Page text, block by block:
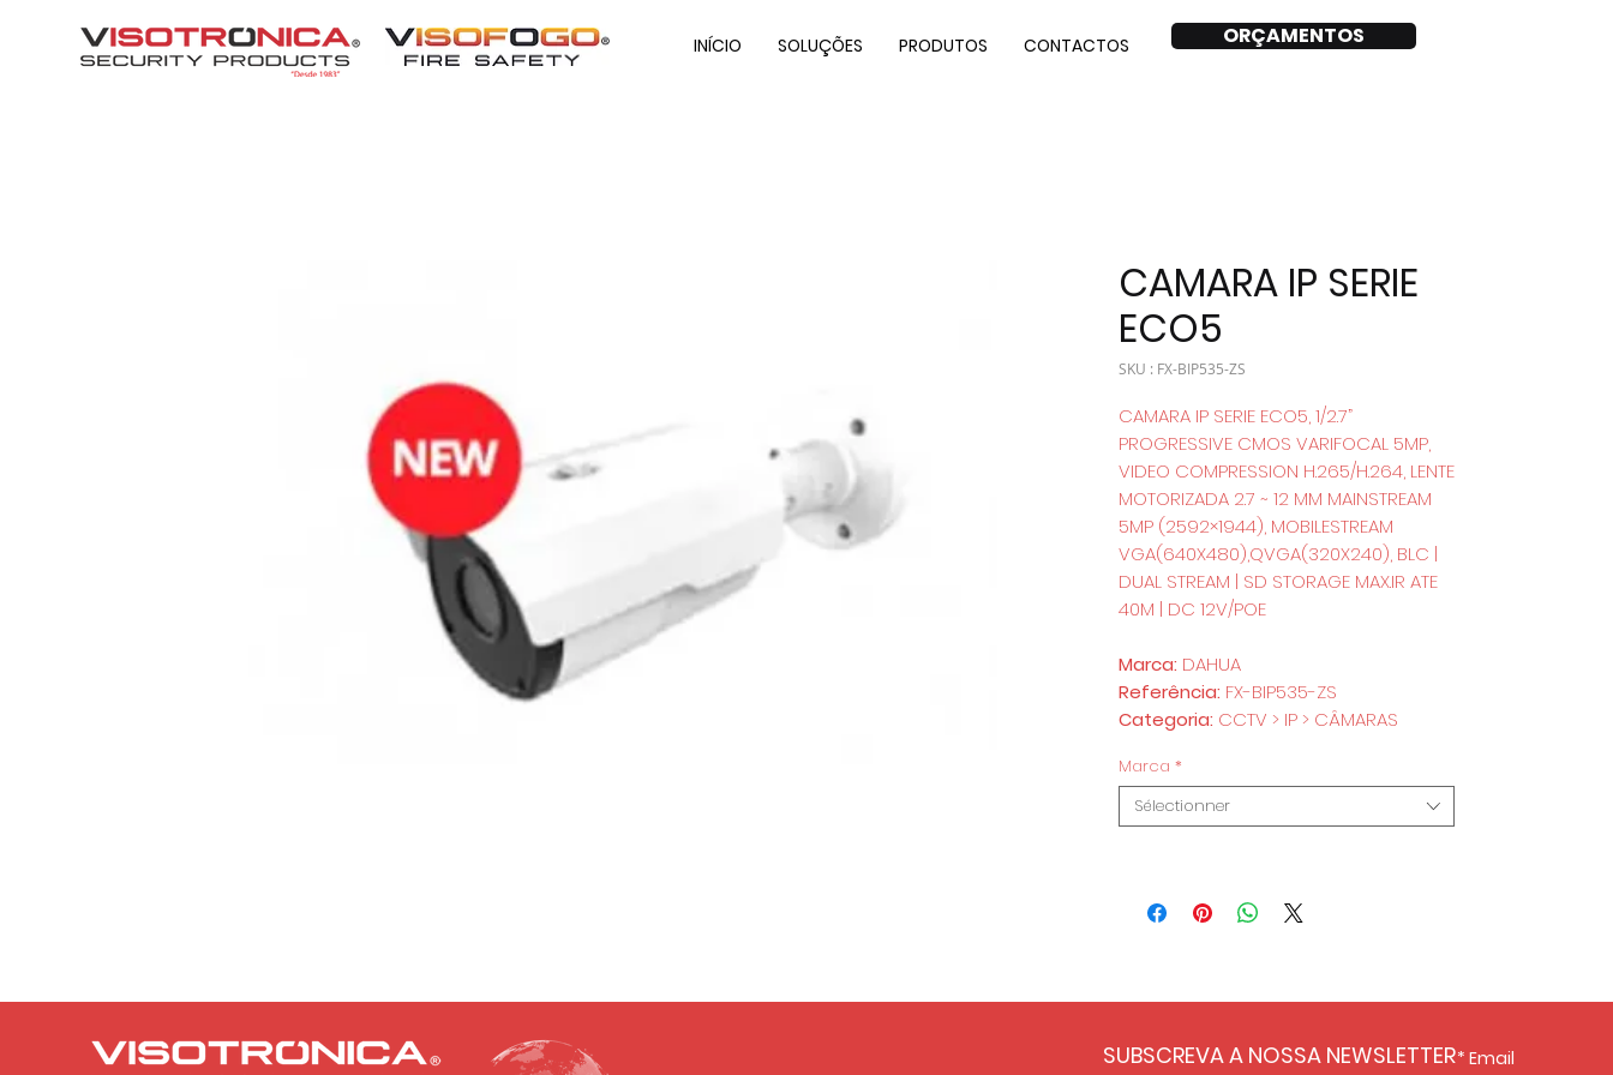
INÍCIO SOLUÇÕES PRODUTOS CONTACTOS ORÇAMENTOS
CAMARA IP SERIE
ECO5
SKU : FX-BIP535-ZS
CAMARA IP SERIE ECO5, 1/2.7”
PROGRESSIVE CMOS VARIFOCAL 5MP,
VIDEO COMPRESSION H.265/H.264, LENTE
MOTORIZADA 2.7 ~ 12 MM MAINSTREAM
5MP (2592×1944), MOBILESTREAM
VGA(640X480),QVGA(320X240), BLC |
DUAL STREAM | SD STORAGE MAX.IR ATE
40M | DC 12V/POE
Marca: DAHUA
Referência: FX-BIP535-ZS
Categoria: CCTV > IP > CÂMARAS
Marca *
Sélectionner
SUBSCREVA A NOSSA NEWSLETTER Email